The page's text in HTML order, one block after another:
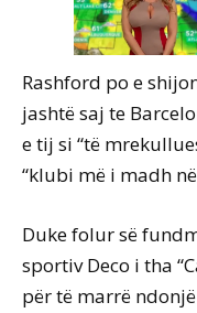
Rashford po e
jashtë saj te
e tij si “të
“klubi më i madh
Duke folur së
sportiv Deco i tha
për të marrë